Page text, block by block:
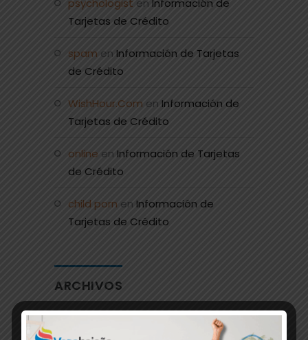
psychologist en Información de
Tarjetas de Crédito
spam en Información de Tarjetas
de Crédito
WishHour.Com en Información de
Tarjetas de Crédito
online en Información de Tarjetas
de Crédito
child porn en Información de
Tarjetas de Crédito
ARCHIVOS